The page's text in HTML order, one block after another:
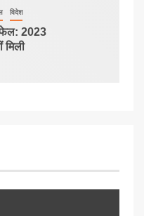
विदेश
फेल: 2023
मिली